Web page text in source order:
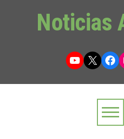
Noticias
YouTube
X